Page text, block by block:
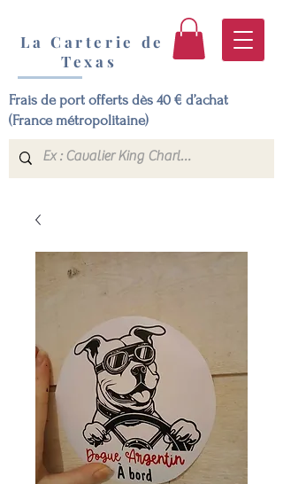
La Carterie de
Texas
Frais de port offerts dès 40 € d’achat
(France métropolitaine)